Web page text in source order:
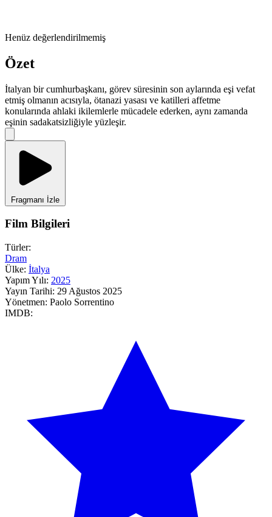
Henüz değerlendirilmemiş
Özet
İtalyan bir cumhurbaşkanı, görev süresinin son aylarında eşi vefat
etmiş olmanın acısıyla, ötanazi yasası ve katilleri affetme
konularında ahlaki ikilemlerle mücadele ederken, aynı zamanda
eşinin sadakatsizliğiyle yüzleşir.
Fragmanı İzle
Film Bilgileri
Türler:
Dram
Ülke: İtalya
Yapım Yılı: 2025
Yayın Tarihi: 29 Ağustos 2025
Yönetmen: Paolo Sorrentino
IMDB: